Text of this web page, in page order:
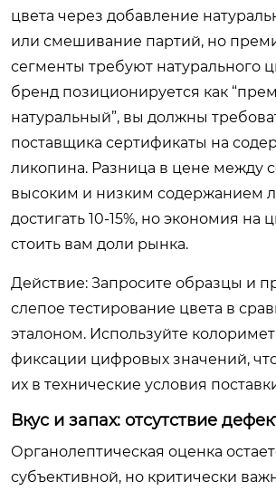
цвета через добавление
или смешивание партий, но
сегменты требуют натурального
бренд позиционируется как
натуральный”, вы должны
поставщика сертификаты на
ликопина. Разница в цене между
высоким и низким содержанием
достигать 10-15%, но экономия на
стоить вам доли рынка.
Действие: Запросите образцы и
слепое тестирование цвета в
эталоном. Используйте
фиксации цифровых значений,
их в технические условия
Вкус и запах: отсутствие
Органолептическая оценка
субъективной, но критически